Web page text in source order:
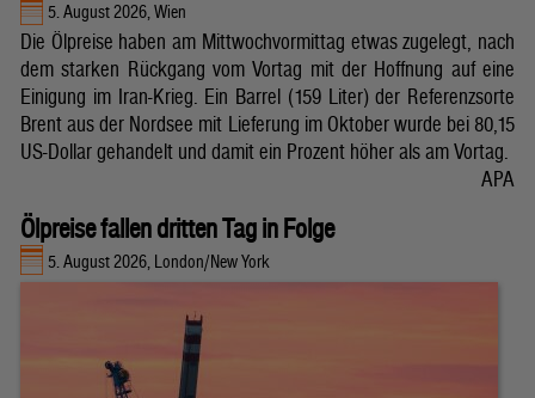
5. August 2026, Wien
Die Ölpreise haben am Mittwochvormittag etwas zugelegt, nach
dem starken Rückgang vom Vortag mit der Hoffnung auf eine
Einigung im Iran-Krieg. Ein Barrel (159 Liter) der Referenzsorte
Brent aus der Nordsee mit Lieferung im Oktober wurde bei 80,15
US-Dollar gehandelt und damit ein Prozent höher als am Vortag.
APA
Ölpreise fallen dritten Tag in Folge
5. August 2026, London/New York